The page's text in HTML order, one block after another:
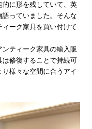
に形を残していて、英
っていました。そんな
ーク家具を買い付けて
ティーク家具の輸入販
修復することで持続可
様々な空間に合うアイ